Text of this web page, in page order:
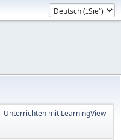
Unterrichten mit LearningView